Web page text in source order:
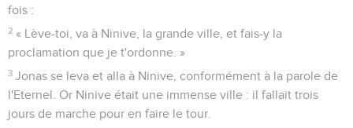
fois :
2 « Lève-toi, va à Ninive, la grande ville, et fais-y la
proclamation que je t'ordonne. »
3 Jonas se leva et alla à Ninive, conformément à la parole de
l'Eternel. Or Ninive était une immense ville : il fallait trois
jours de marche pour en faire le tour.